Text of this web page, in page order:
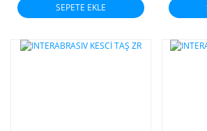
SEPETE EKLE